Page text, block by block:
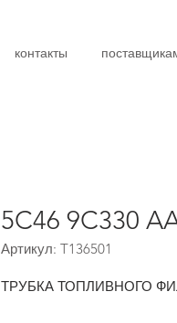
контакты
5C46 9C330
Артикул: T136501
ТРУБКА ТОПЛИВНОГО